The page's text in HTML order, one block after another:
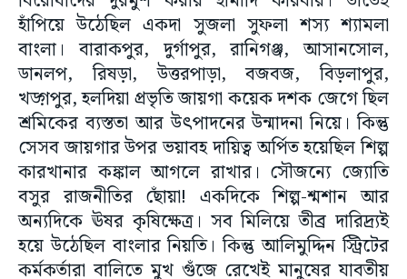
হাঁপিয়ে উঠেছিল একদা সুজলা সুফলা শস্য শ্যামলা
বাংলা। বারাকপুর, দুর্গাপুর, রানিগঞ্জ, আসানসোল,
ডানলপ, রিষড়া, উত্তরপাড়া, বজবজ, বিড়লাপুর,
খড়্গপুর, হলদিয়া প্রভৃতি জায়গা কয়েক দশক জেগে ছিল
শ্রমিকের ব্যস্ততা আর উৎপাদনের উন্মাদনা নিয়ে। কিন্তু
সেসব জায়গার উপর ভয়াবহ দায়িত্ব অর্পিত হয়েছিল শিল্প
কারখানার কঙ্কাল আগলে রাখার। সৌজন্যে জ্যোতি
বসুর রাজনীতির ছোঁয়া! একদিকে শিল্প-শ্মশান আর
অন্যদিকে ঊষর কৃষিক্ষেত্র। সব মিলিয়ে তীব্র দারিদ্র্যই
হয়ে উঠেছিল বাংলার নিয়তি। কিন্তু আলিমুদ্দিন স্ট্রিটের
কর্মকর্তারা বালিতে মুখ গুঁজে রেখেই মানুষের যাবতীয়